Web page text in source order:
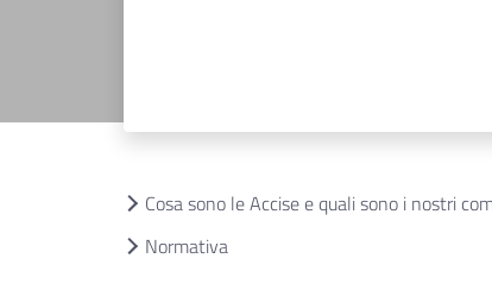
Cosa sono le Accise e quali sono i nostri
Normativa